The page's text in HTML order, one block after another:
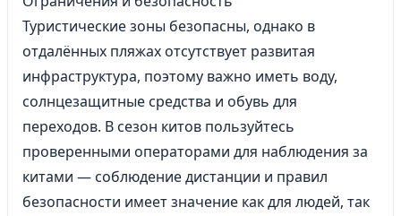
Туристические зоны безопасны, однако в
отдалённых пляжах отсутствует развитая
инфраструктура, поэтому важно иметь воду,
солнцезащитные средства и обувь для
переходов. В сезон китов пользуйтесь
проверенными операторами для наблюдения за
китами — соблюдение дистанции и правил
безопасности имеет значение как для людей, так